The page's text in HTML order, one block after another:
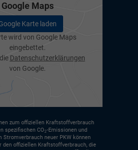
Google Maps
Karte laden
wird von Google Maps
eingebettet.
Datenschutzerklärungen
von Google.
zum offiziellen Kraftstoffverbrauch
spezifischen CO2-Emissionen und
Stromverbrauch neuer PKW können
den offiziellen Kraftstoffverbrauch, die